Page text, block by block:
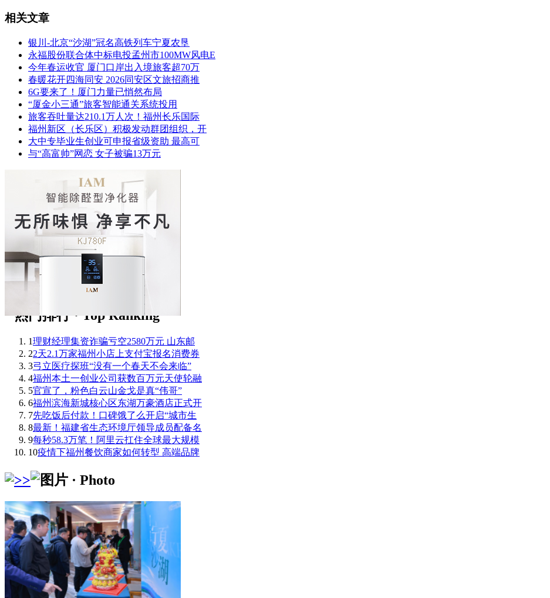
相关文章
银川-北京“沙湖”冠名高铁列车宁夏农垦
永福股份联合体中标电投孟州市100MW风电E
今年春运收官 厦门口岸出入境旅客超70万
春暖花开四海同安 2026同安区文旅招商推
6G要来了！厦门力量已悄然布局
“厦金小三通”旅客智能通关系统投用
旅客吞吐量达210.1万人次！福州长乐国际
福州新区（长乐区）积极发动群团组织，开
大中专毕业生创业可申报省级资助 最高可
与“高富帅”网恋 女子被骗13万元
1理财经理集资诈骗亏空2580万元 山东邮
22天2.1万家福州小店上支付宝报名消费券
3弓立医疗探班“没有一个春天不会来临”
4福州本土一创业公司获数百万元天使轮融
5官宣了，粉色白云山金戈是真“伟哥”
6福州滨海新城核心区东湖万豪酒店正式开
7先吃饭后付款！口碑饿了么开启“城市生
8最新！福建省生态环境厅领导成员配备名
9每秒58.3万笔！阿里云扛住全球最大规模
10疫情下福州餐饮商家如何转型 高端品牌